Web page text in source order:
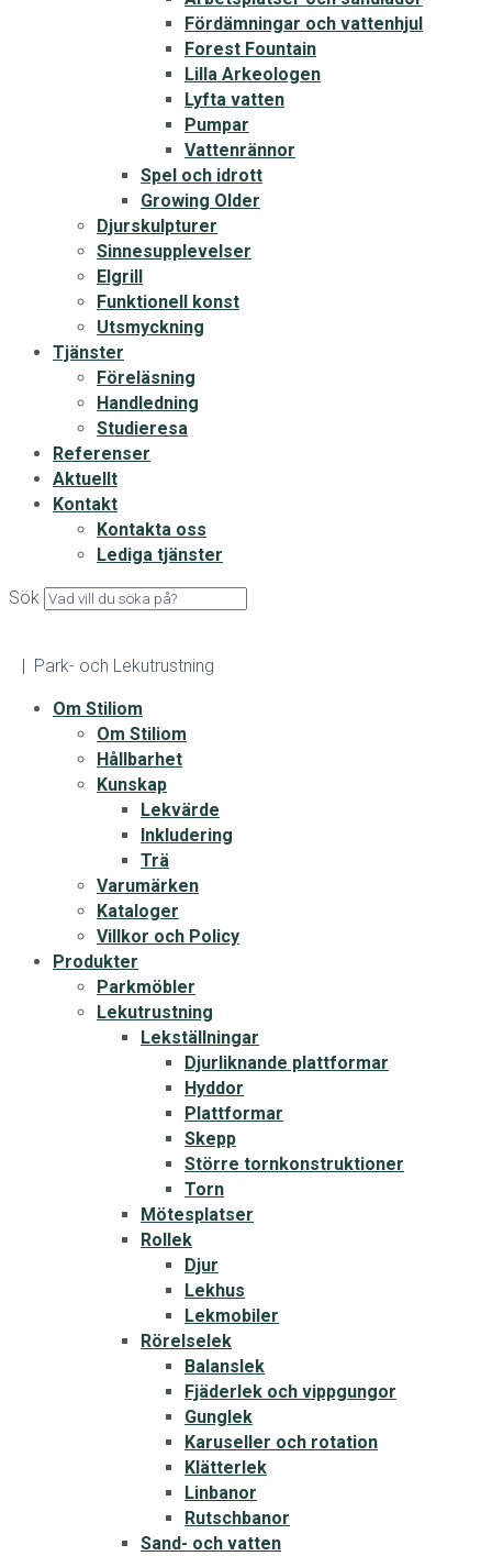
Fördämningar och vattenhjul
Forest Fountain
Lilla Arkeologen
Lyfta vatten
Pumpar
Vattenrännor
Spel och idrott
Growing Older
Djurskulpturer
Sinnesupplevelser
Elgrill
Funktionell konst
Utsmyckning
Tjänster
Föreläsning
Handledning
Studieresa
Referenser
Aktuellt
Kontakt
Kontakta oss
Lediga tjänster
Sök
| Park- och Lekutrustning
Om Stiliom
Om Stiliom
Hållbarhet
Kunskap
Lekvärde
Inkludering
Trä
Varumärken
Kataloger
Villkor och Policy
Produkter
Parkmöbler
Lekutrustning
Lekställningar
Djurliknande plattformar
Hyddor
Plattformar
Skepp
Större tornkonstruktioner
Torn
Mötesplatser
Rollek
Djur
Lekhus
Lekmobiler
Rörelselek
Balanslek
Fjäderlek och vippgungor
Gunglek
Karuseller och rotation
Klätterlek
Linbanor
Rutschbanor
Sand- och vatten